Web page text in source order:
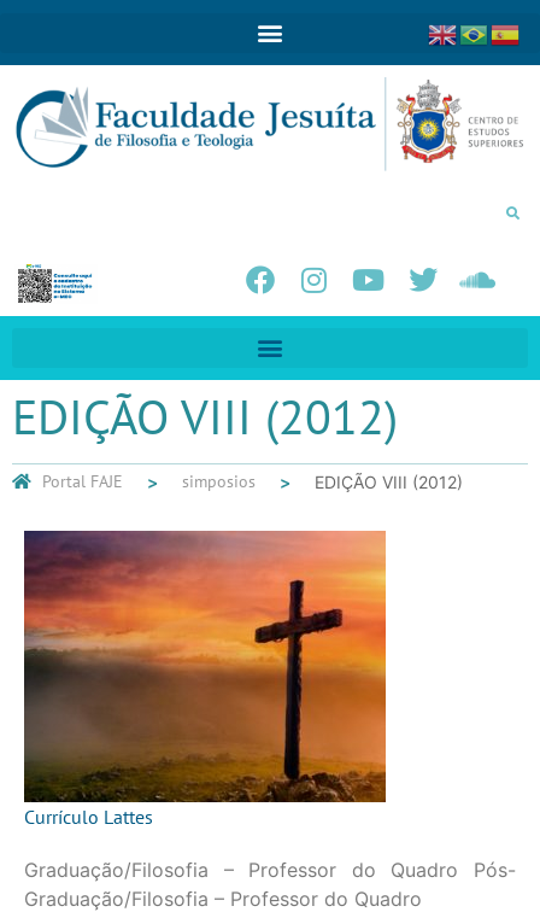
EDIÇÃO VIII (2012)
Portal FAJE simposios EDIÇÃO VIII (2012)
Currículo Lattes
Graduação/Filosofia – Professor do Quadro Pós-
Graduação/Filosofia – Professor do Quadro